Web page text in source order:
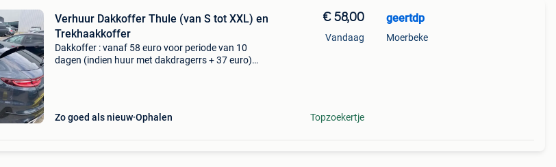
Verhuur Dakkoffer Thule (van S tot XXL) en
Trekhaakkoffer
Dakkoffer : vanaf 58 euro voor periode van 10
dagen (indien huur met dakdragerrs + 37 euro)
Zo goed als nieuw Ophalen
€ 58,00
Vandaag
Topzoekertje
geertdp
Moerbeke